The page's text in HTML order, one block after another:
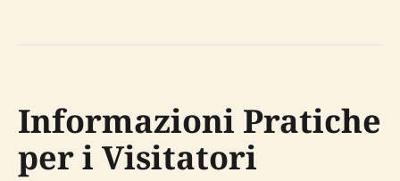
Informazioni Pratiche
per i Visitatori